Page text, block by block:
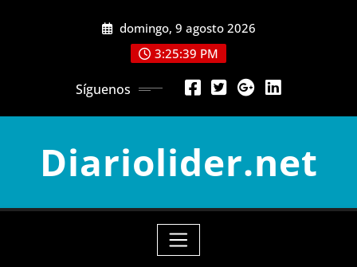
domingo, 9 agosto 2026
3:25:41 PM
Síguenos
Diariolider.net